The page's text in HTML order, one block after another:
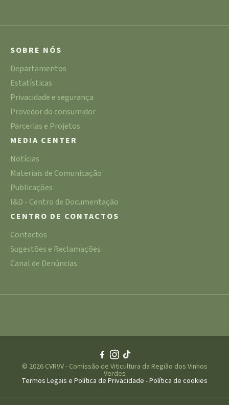
SOBRE NÓS
Departamentos
Estatísticas
Privacidade e segurança
Provedor do consumidor
Parcerias e Projetos
MEDIA CENTER
Notícias
Materiais de Comunicação
Publicações
I&D - Centro de Documentação
CENTRO DE CONTACTOS
Contactos
Sugestões e Reclamações
Canal de Denúncias
© 2026 CVRVV - Comissão de Viticultura da Região dos Vinhos
Verdes
Termos Legais e Política de Privacidade -Política de cookies